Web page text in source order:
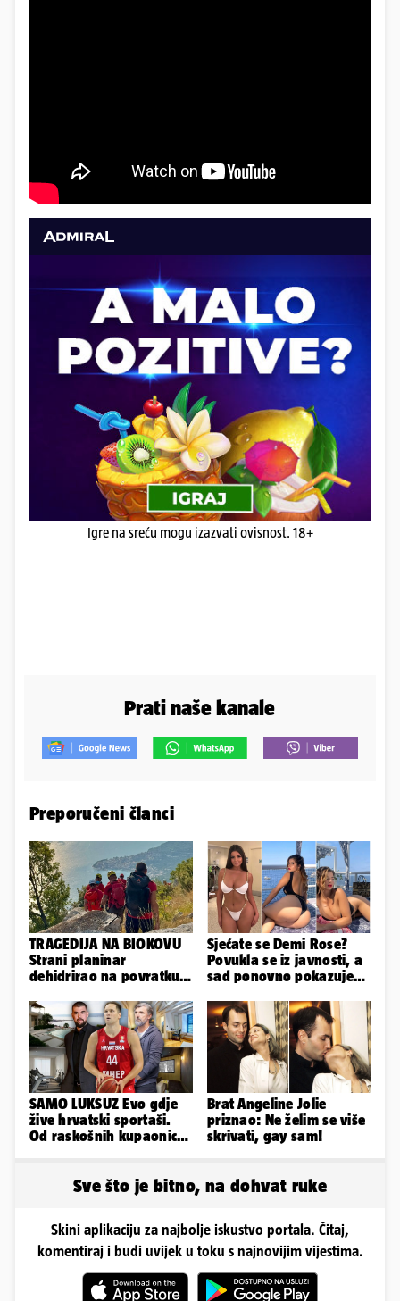
Igre na sreću mogu izazvati ovisnost. 18+
Prati naše kanale
Preporučeni članci
TRAGEDIJA NA BIOKOVU
Strani planinar
dehidrirao na povratku s
Sjećate se Demi Rose?
Povukla se iz javnosti, a
sad ponovno pokazuje
SAMO LUKSUZ Evo gdje
žive hrvatski sportaši.
Od raskošnih kupaonica
Brat Angeline Jolie
priznao: Ne želim se više
skrivati, gay sam!
Sve što je bitno, na dohvat ruke
Skini aplikaciju za najbolje iskustvo portala. Čitaj,
komentiraj i budi uvijek u toku s najnovijim vijestima.